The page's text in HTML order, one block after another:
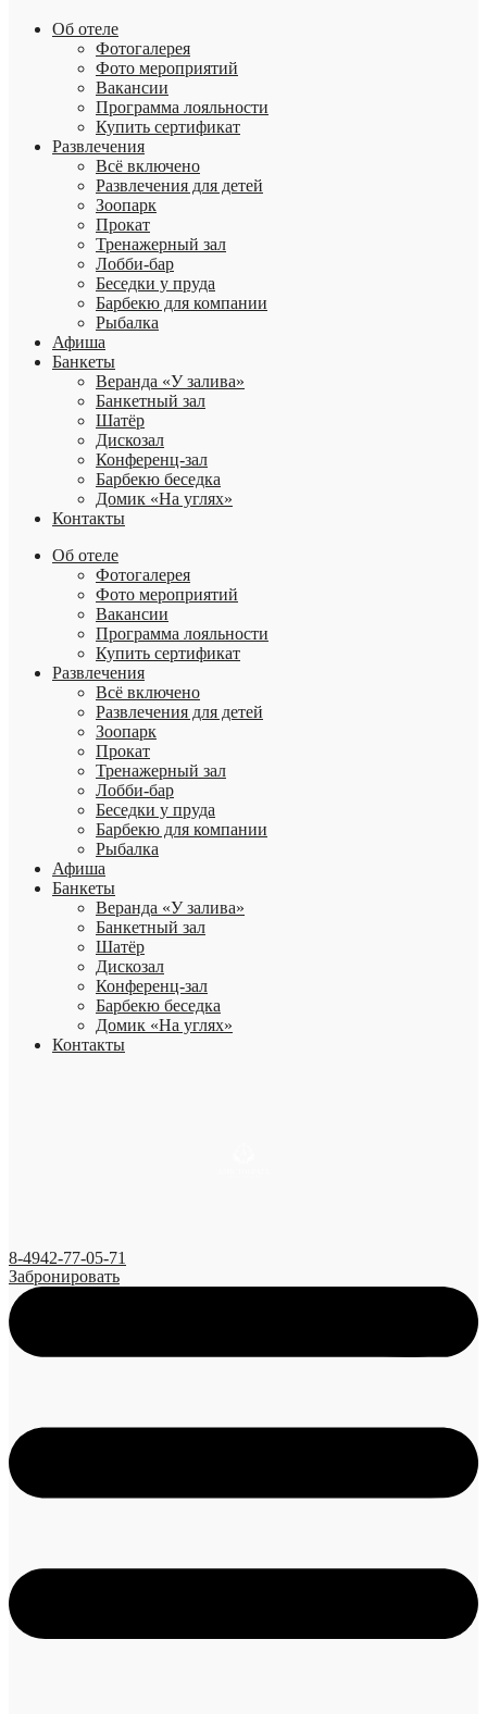
Об отеле
Фотогалерея
Фото мероприятий
Вакансии
Программа лояльности
Купить сертификат
Развлечения
Всё включено
Развлечения для детей
Зоопарк
Прокат
Тренажерный зал
Лобби-бар
Беседки у пруда
Барбекю для компании
Рыбалка
Афиша
Банкеты
Веранда «У залива»
Банкетный зал
Шатёр
Дискозал
Конференц-зал
Барбекю беседка
Домик «На углях»
Контакты
Об отеле
Фотогалерея
Фото мероприятий
Вакансии
Программа лояльности
Купить сертификат
Развлечения
Всё включено
Развлечения для детей
Зоопарк
Прокат
Тренажерный зал
Лобби-бар
Беседки у пруда
Барбекю для компании
Рыбалка
Афиша
Банкеты
Веранда «У залива»
Банкетный зал
Шатёр
Дискозал
Конференц-зал
Барбекю беседка
Домик «На углях»
Контакты
8-4942-77-05-71
Забронировать